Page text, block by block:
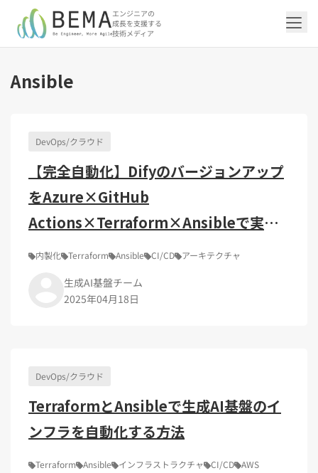
エンジニアの
成長を支援する
技術メディア
「アジャイル開発/スクラム」の記事一覧を
「アジャイル開発/スクラム」のタグ一覧
スクラムマスター（19）
レトロスペクティブ（6）
DX Criteria（1）
「DevOps/クラウド」の記事一覧を見る
AWS（20）
CI/CD（9）
Terraform（6）
インフラストラクチャ（5）
サーバーレス（3）
CloudWatch（2）
CodeCommit（2）
Amplify（2）
Ansible（2）
Google Cloud（1）
Platform Engineering（1）
さくらのクラウド（1）
「AI」の記事一覧を見る
生成AI（13）
AIエージェント（4）
NotebookLM（3）
OpenAI（1）
CNN（1） 深層学習（1）
「バックエンド」の記事一覧を見る
Oracle APEX（5）
Python（4）
API（2）
Ruby（2）
SQL（1）
Cloud SQL（1）
MySQL（1）
「Flutter/モバイル」の記事一覧を見る
Flutter（38）
Dart（6）
Swift（2）
アプリ開発（1）
「Jamstack/フロントエンド」の記事一覧
「Jamstack/フロントエンド」のタグ一覧
Jamstack（10）
Astro（10）
microCMS（7）
TypeScript（4）
Puppeteer（1）
SEO（1）
Redux（1）
「others」の記事一覧を見る
エンジニア組織（48）
イベント（42）
アドベントカレンダー2024（25）
スキルアップ（24）
日本CTO協会（18）
若手エンジニア（12）
トラブルシューティング（12）
マネジメント（6）
DX推進（5）
オープンイノベーション（4）
Ansible
DevOps/クラウド
【完全自動化】Difyのバージョンアップ
をAzure×GitHub
Actions×Terraform×Ansibleで実現
する方法
内製化 Terraform Ansible CI/CD アーキテクチャ
生成AI基盤チーム
2025年04月18日
DevOps/クラウド
TerraformとAnsibleで生成AI基盤のイ
ンフラを自動化する方法
Terraform Ansible インフラストラクチャ CI/CD AWS